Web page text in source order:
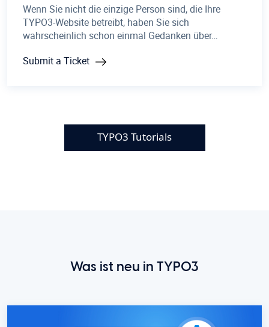
Wenn Sie nicht die einzige Person sind, die Ihre
TYPO3-Website betreibt, haben Sie sich
wahrscheinlich schon einmal Gedanken über…
Submit a Ticket
TYPO3 Tutorials
Was ist neu in TYPO3